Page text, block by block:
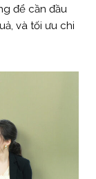
để cần đầu
và tối ưu chi